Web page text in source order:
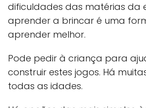
dificuldades das matérias da
aprender a brincar é uma
aprender melhor.
Pode pedir à criança para
construir estes jogos. Há
todas as idades.